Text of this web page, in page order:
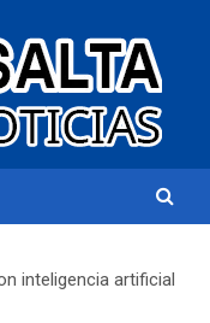
inteligencia artificial